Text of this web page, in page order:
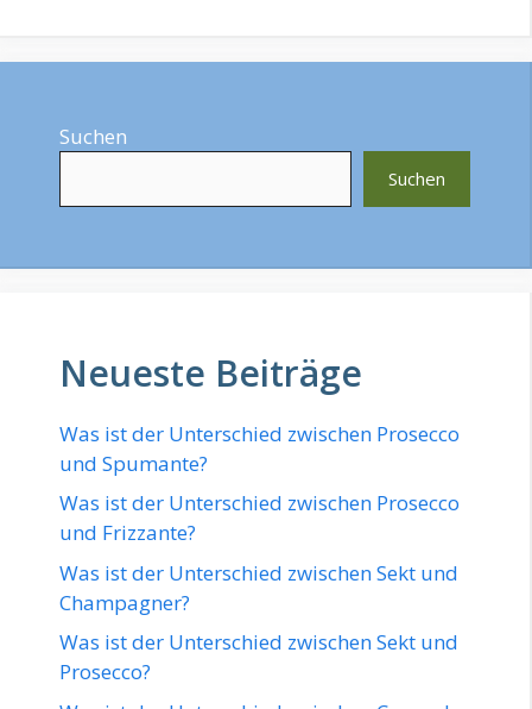
Suchen
Suchen
Neueste Beiträge
Was ist der Unterschied zwischen Prosecco
und Spumante?
Was ist der Unterschied zwischen Prosecco
und Frizzante?
Was ist der Unterschied zwischen Sekt und
Champagner?
Was ist der Unterschied zwischen Sekt und
Prosecco?